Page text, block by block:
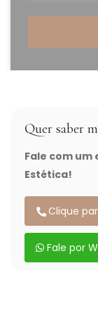
Quer saber
Fale com um
Estética!
Clique
Fale por